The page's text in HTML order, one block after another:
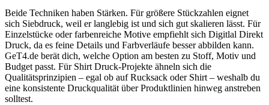
Beide Techniken haben Stärken. Für größere Stückzahlen eignet
sich Siebdruck, weil er langlebig ist und sich gut skalieren lässt. Für
Einzelstücke oder farbenreiche Motive empfiehlt sich Digitlal Direkt
Druck, da es feine Details und Farbverläufe besser abbilden kann.
GeT4.de berät dich, welche Option am besten zu Stoff, Motiv und
Budget passt. Für Shirt Druck-Projekte ähneln sich die
Qualitätsprinzipien – egal ob auf Rucksack oder Shirt – weshalb du
eine konsistente Druckqualität über Produktlinien hinweg anstreben
solltest.